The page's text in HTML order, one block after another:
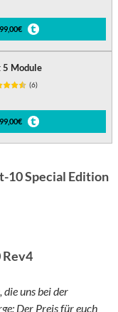
5 Module
(6)
10 Special Edition
Rev4
uns bei der
Der Preis für euch